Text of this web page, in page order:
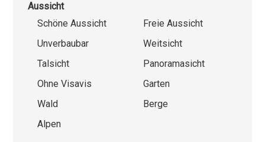
Aussicht
Schöne Aussicht
Freie Aussicht
Unverbaubar
Weitsicht
Talsicht
Panoramasicht
Ohne Visavis
Garten
Wald
Berge
Alpen